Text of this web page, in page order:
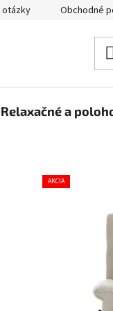
otázky Obchodné
Relaxačné a
AKCIA